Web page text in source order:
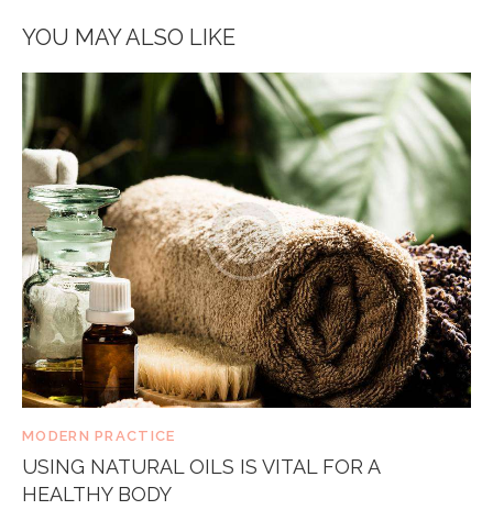
YOU MAY ALSO LIKE
MODERN PRACTICE
USING NATURAL OILS IS VITAL FOR A
HEALTHY BODY